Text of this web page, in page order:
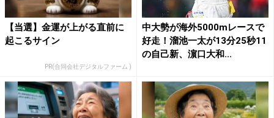
【当選】金運が上がる直前に
起こるサイン
PR(合同会社デジタルファーム )
中大勢が海外5000mレースで
好走！溜池一太が13分25秒11
の自己新、濵口大和...